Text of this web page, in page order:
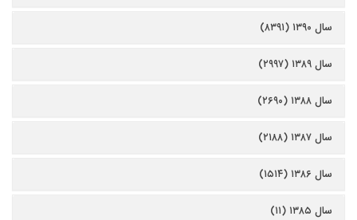
سال ۱۳۹۰ (۸۳۹۱)
سال ۱۳۸۹ (۲۹۹۷)
سال ۱۳۸۸ (۲۶۹۰)
سال ۱۳۸۷ (۲۱۸۸)
سال ۱۳۸۶ (۱۵۱۴)
سال ۱۳۸۵ (۱۱)